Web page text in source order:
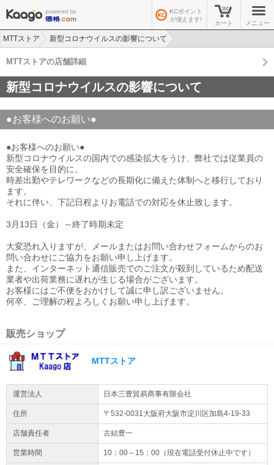
KCポイント
が使えます!
カート メニュー
MTTストア 新型コロナウイルスの影響について
MTTストアの店舗詳細
新型コロナウイルスの影響について
●お客様へのお願い●
●お客様へのお願い●
新型コロナウイルスの国内での感染拡大をうけ、弊社では従業員の
安全確保を目的に、
時差出勤やテレワークなどの長期化に備えた体制へと移行しており
ます。
それに伴い、下記日程よりお電話での対応を休止致します。
3月13日（金）～終了時期未定
大変恐れ入りますが、メールまたはお問い合わせフォームからのお
問い合わせにご協力をお願い申し上げます。
また、インターネット通信販売でのご注文が殺到しているため配送
業者や出荷業務に遅れが生じる場合がございます。
お客様にはご不便をおかけして誠に申し訳ございません。
何卒、ご理解の程よろしくお願い申し上げます。
販売ショップ
MTTストア
運営法人 日本三豊貿易商事有限会社
住所 〒532-0031大阪府大阪市淀川区加島4-19-33
店舗責任者 古結豊一
営業時間 10：00～15：00（現在電話受付休止中です）